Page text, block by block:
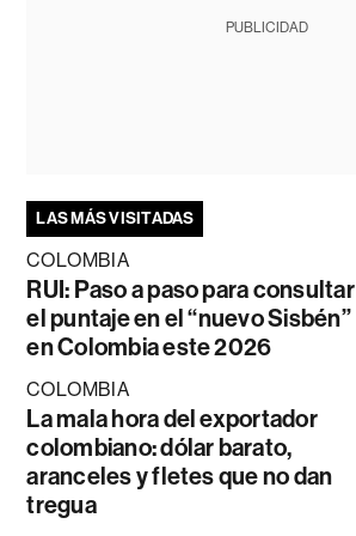
PUBLICIDAD
LAS MÁS VISITADAS
COLOMBIA
RUI: Paso a paso para consultar
el puntaje en el “nuevo Sisbén”
en Colombia este 2026
COLOMBIA
La mala hora del exportador
colombiano: dólar barato,
aranceles y fletes que no dan
tregua